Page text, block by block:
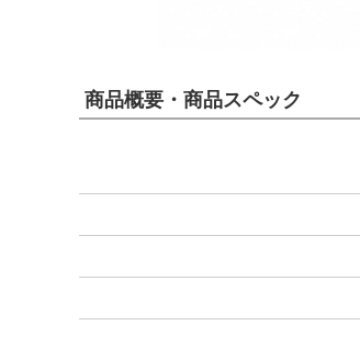
商品概要・商品スペック